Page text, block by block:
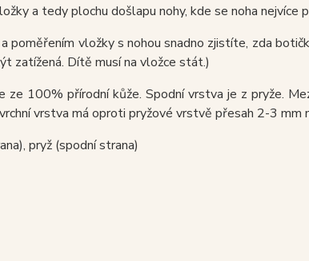
a tedy plochu došlapu nohy, kde se noha nejvíce
poměřením vložky s nohou snadno zjistíte, zda
zatížená. Dítě musí na vložce stát.)
ze 100% přírodní kůže. Spodní vrstva je z pryže.
vrstva má oproti pryžové vrstvě přesah 2-3 mm
pryž (spodní strana)